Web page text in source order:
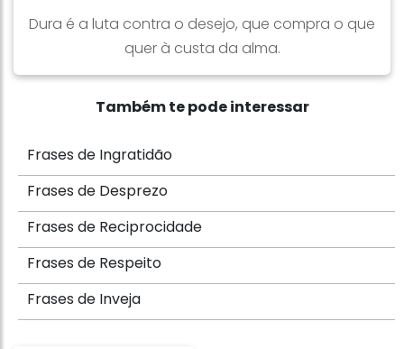
Dura é a luta contra o desejo, que compra o que
quer à custa da alma.
Também te pode interessar
Frases de Ingratidão
Frases de Desprezo
Frases de Reciprocidade
Frases de Respeito
Frases de Inveja